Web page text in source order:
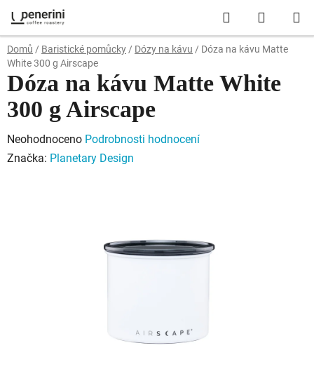
na
obsah
Hledat
KOŠÍK
Domů / Baristické pomůcky / Dózy na kávu / Dóza na kávu Matte
White 300 g Airscape
Dóza na kávu Matte White
300 g Airscape
Průměrné
hodnocení
Neohodnoceno Podrobnosti hodnocení
Značka: Planetary Design